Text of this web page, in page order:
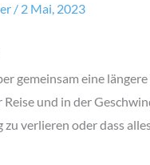
/ 2 Mai, 2023
gemeinsam eine
und in der
verlieren oder dass